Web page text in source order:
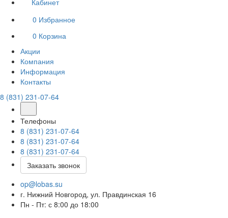
Кабинет
0 Избранное
0 Корзина
Акции
Компания
Информация
Контакты
8 (831) 231-07-64
Телефоны
8 (831) 231-07-64
8 (831) 231-07-64
8 (831) 231-07-64
Заказать звонок
op@lobas.su
г. Нижний Новгород, ул. Правдинская 16
Пн - Пт: с 8:00 до 18:00